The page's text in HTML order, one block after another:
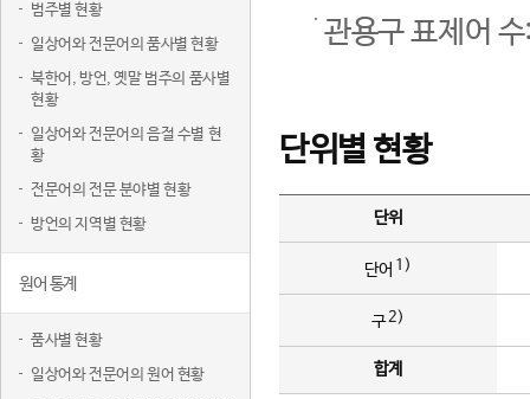
범주별 현황
일상어와 전문어의 품사별 현황
북한어, 방언, 옛말 범주의 품사별
현황
일상어와 전문어의 음절 수별 현
황
전문어의 전문 분야별 현황
방언의 지역별 현황
원어 통계
품사별 현황
일상어와 전문어의 원어 현황
관용구 표제어
단위별 현황
단위
단어 1)
구2)
합계